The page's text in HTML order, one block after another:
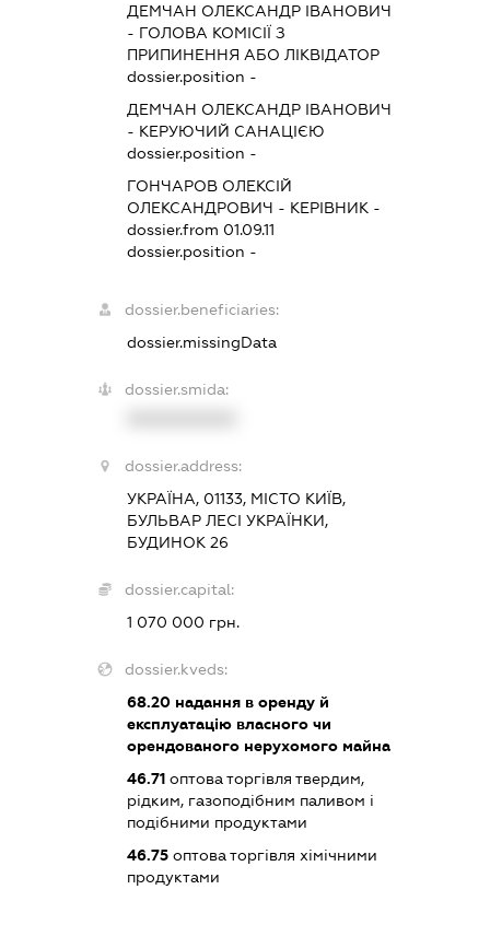
ДЕМЧАН ОЛЕКСАНДР ІВАНОВИЧ
- ГОЛОВА КОМІСІЇ З
ПРИПИНЕННЯ АБО ЛІКВІДАТОР
dossier.position -
ДЕМЧАН ОЛЕКСАНДР ІВАНОВИЧ
- КЕРУЮЧИЙ САНАЦІЄЮ
dossier.position -
ГОНЧАРОВ ОЛЕКСІЙ
ОЛЕКСАНДРОВИЧ - КЕРІВНИК -
dossier.from 01.09.11
dossier.position -
dossier.beneficiaries:
dossier.missingData
dossier.smida:
dossier.address:
УКРАЇНА, 01133, МІСТО КИЇВ,
БУЛЬВАР ЛЕСІ УКРАЇНКИ,
БУДИНОК 26
dossier.capital:
1 070 000 грн.
dossier.kveds:
68.20надання в оренду й
експлуатацію власного чи
орендованого нерухомого майна
46.71оптова торгівля твердим,
рідким, газоподібним паливом і
подібними продуктами
46.75оптова торгівля хімічними
продуктами